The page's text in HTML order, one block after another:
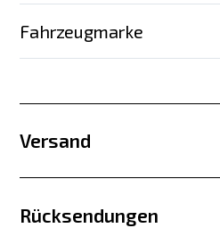
Fahrzeugmarke
Versand
Rücksendungen